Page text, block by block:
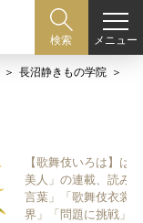
検索 メニュー
長沼静きもの学院
【歌舞伎いろは】は
美人」の連載、読み
言葉」「歌舞伎衣裳
界」「問題に挑戦」